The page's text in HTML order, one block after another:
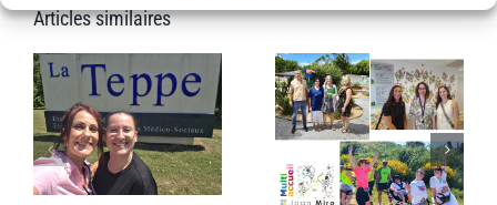
Articles similaires
Des visites
et du sport
solidaire en
Echanges
avec l’ADAPEI
63